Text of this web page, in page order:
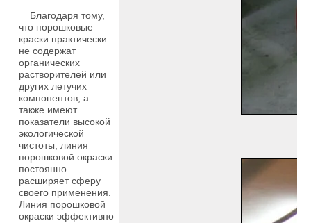
Благодаря тому,
что порошковые
краски практически
не содержат
органических
растворителей или
других летучих
компонентов, а
также имеют
показатели высокой
экологической
чистоты, линия
порошковой окраски
постоянно
расширяет сферу
своего применения.
Линия порошковой
окраски эффективно